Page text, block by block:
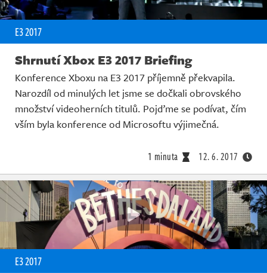
E3 2017
Shrnutí Xbox E3 2017 Briefing
Konference Xboxu na E3 2017 příjemně překvapila.
Narozdíl od minulých let jsme se dočkali obrovského
množství videoherních titulů. Pojďme se podívat, čím
vším byla konference od Microsoftu výjimečná.
1 minuta 12. 6. 2017
E3 2017